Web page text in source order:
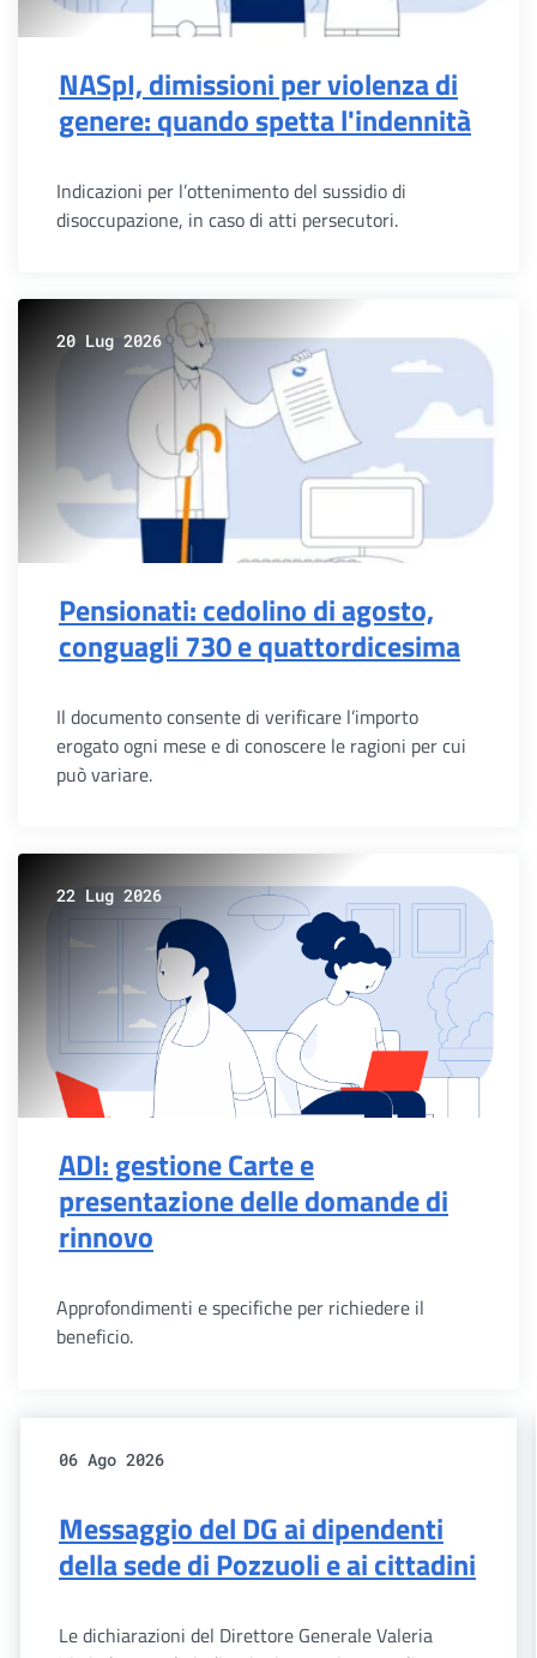
NASpI, dimissioni per violenza di
genere: quando spetta l'indennità
Indicazioni per l’ottenimento del sussidio di
disoccupazione, in caso di atti persecutori.
20 Lug 2026
Pensionati: cedolino di agosto,
conguagli 730 e quattordicesima
Il documento consente di verificare l’importo
erogato ogni mese e di conoscere le ragioni per cui
può variare.
22 Lug 2026
ADI: gestione Carte e
presentazione delle domande di
rinnovo
Approfondimenti e specifiche per richiedere il
beneficio.
06 Ago 2026
Messaggio del DG ai dipendenti
della sede di Pozzuoli e ai cittadini
Le dichiarazioni del Direttore Generale Valeria